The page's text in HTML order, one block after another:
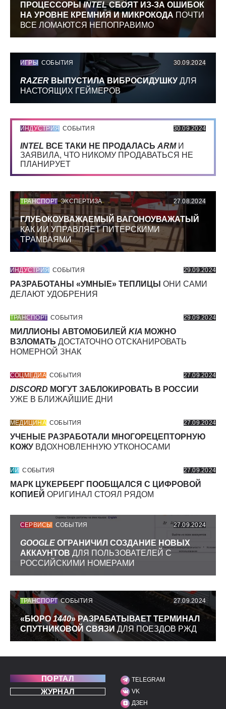
ПРОЦЕССОРЫINTELСБОЯТ ИЗ-ЗА ОШИБОК
НА УРОВНЕ КРЕМНИЯ И МИКРОКОДА ПОЧТИ
ВСЕ ЛОМАЮТСЯ НЕПОПРАВИМО
ИГРЫ СОБЫТИЯ 30.09.2024
RAZER ВЫПУСТИЛА ВИБРОСИДУШКУ ДЛЯ
НАСТОЯЩИХ ГЕЙМЕРОВ
ИНДУСТРИЯ СОБЫТИЯ 30.09.2024
INTEL ВСЕ ТАКИ НЕ ПРОДАЛАСЬ ARMИ
ЗАЯВИЛА, ЧТО НИКОМУ ПРОДАВАТЬСЯ НЕ
ПЛАНИРУЕТ
ТРАНСПОРТ ЭКСПЕРТИЗА 27.08.2024
ГЛУБОКОУВАЖАЕМЫЙ ВАГОНОУВАЖАТЫЙ
КАК ИИ УПРАВЛЯЕТ ПИТЕРСКИМИ
ТРАМВАЯМИ
ИНДУСТРИЯ СОБЫТИЯ 29.09.2024
РАЗРАБОТАНЫ «УМНЫЕ» ТЕПЛИЦЫ ОНИ САМИ
ДЕЛАЮТ УДОБРЕНИЯ
ТРАНСПОРТ СОБЫТИЯ 29.09.2024
МИЛЛИОНЫ АВТОМОБИЛЕЙ KIA МОЖНО
ВЗЛОМАТЬ ДОСТАТОЧНО ОТСКАНИРОВАТЬ
НОМЕРНОЙ ЗНАК
СОЦМЕДИА СОБЫТИЯ 27.09.2024
DISCORD МОГУТ ЗАБЛОКИРОВАТЬ В РОССИИ
УЖЕ В БЛИЖАЙШИЕ ДНИ
МЕДИЦИНА СОБЫТИЯ 27.09.2024
УЧЕНЫЕ РАЗРАБОТАЛИ МНОГОРЕЦЕПТОРНУЮ
КОЖУ ВДОХНОВЛЕННУЮ УТКОНОСАМИ
ИИ СОБЫТИЯ 27.09.2024
МАРК ЦУКЕРБЕРГ ПООБЩАЛСЯ С ЦИФРОВОЙ
КОПИЕЙ ОРИГИНАЛ СТОЯЛ РЯДОМ
СЕРВИСЫ СОБЫТИЯ 27.09.2024
GOOGLE ОГРАНИЧИЛ СОЗДАНИЕ НОВЫХ
АККАУНТОВ ДЛЯ ПОЛЬЗОВАТЕЛЕЙ С
РОССИЙСКИМИ НОМЕРАМИ
ТРАНСПОРТ СОБЫТИЯ 27.09.2024
«БЮРО1440» РАЗРАБАТЫВАЕТ ТЕРМИНАЛ
СПУТНИКОВОЙ СВЯЗИ ДЛЯ ПОЕЗДОВ РЖД
ПОРТАЛ
ЖУРНАЛ
МЫ В СОЦИАЛЬНЫХ
TELEGRAM
VK
ДЗЕН